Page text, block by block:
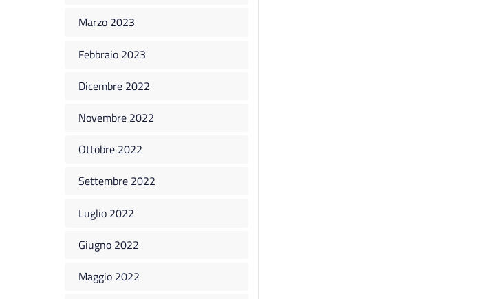
Marzo 2023
Febbraio 2023
Dicembre 2022
Novembre 2022
Ottobre 2022
Settembre 2022
Luglio 2022
Giugno 2022
Maggio 2022